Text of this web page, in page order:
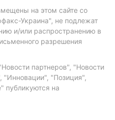
на этом сайте со
Украина", не подлежат
и/или распространению в
разрешения
партнеров", "Новости
"Инновации", "Позиция",
публикуются на